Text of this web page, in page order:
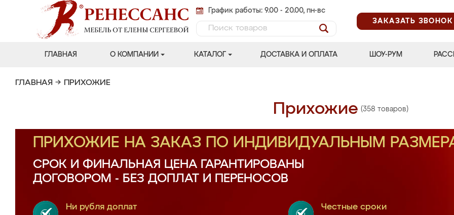
График работы: 9.00 - 20.00, пн-вс
ЗАКАЗАТЬ ЗВОНОК
ГЛАВНАЯ О КОМПАНИИ КАТАЛОГ ДОСТАВКА И ОПЛАТА ШОУ-РУМ
ГЛАВНАЯ → ПРИХОЖИЕ
Прихожие (358 товаров)
ПРИХОЖИЕ НА ЗАКАЗ ПО ИНДИВИДУАЛЬНЫМ
СРОК И ФИНАЛЬНАЯ ЦЕНА ГАРАНТИРОВАНЫ
ДОГОВОРОМ - БЕЗ ДОПЛАТ И ПЕРЕНОСОВ
Ни рубля доплат
Честные сроки